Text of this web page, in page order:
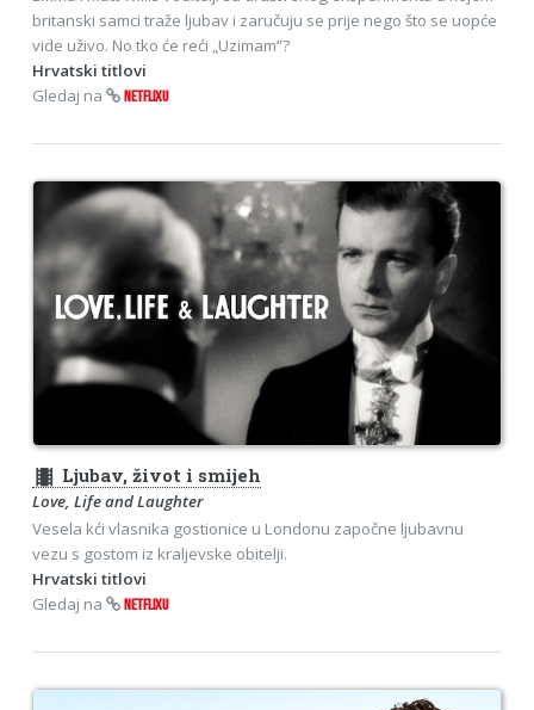
britanski samci traže ljubav i zaručuju se prije nego što se uopće
vide uživo. No tko će reći „Uzimam”?
Hrvatski titlovi
Gledaj na
NETFLIXU
theaters Ljubav, život i smijeh
Love, Life and Laughter
Vesela kći vlasnika gostionice u Londonu započne ljubavnu
vezu s gostom iz kraljevske obitelji.
Hrvatski titlovi
Gledaj na
NETFLIXU